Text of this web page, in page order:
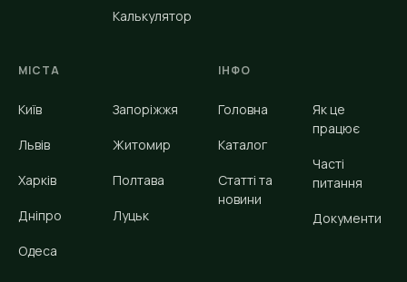
Калькулятор
МІСТА
Київ
Львів
Харків
Дніпро
Одеса
Запоріжжя
Житомир
Полтава
Луцьк
ІНФО
Головна
Каталог
Статті та
новини
Як це
працює
Часті
питання
Документи